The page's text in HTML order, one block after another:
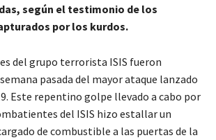
según el testimonio de los
por los kurdos.
del grupo terrorista ISIS fueron
pasada del mayor ataque lanzado
Este repentino golpe llevado a cabo por
del ISIS hizo estallar un
de combustible a las puertas de la